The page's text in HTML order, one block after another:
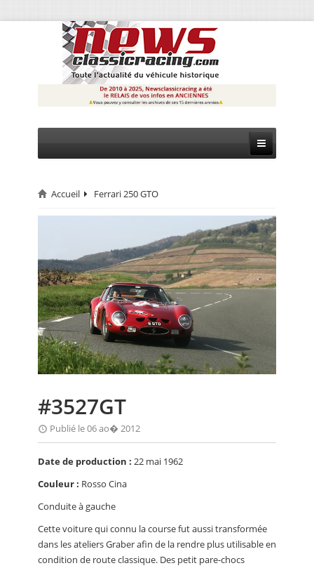
CIRCUIT
MONTAGNE
EVÈNEMENTS
CALENDRIER
FOCUS
ANNUAIRES
Accueil Ferrari 250 GTO
#3527GT
Publié le 06 ao� 2012
Date de production : 22 mai 1962
Couleur : Rosso Cina
Conduite à gauche
Cette voiture qui connu la course fut aussi transformée
dans les ateliers Graber afin de la rendre plus utilisable en
condition de route classique. Des petit pare-chocs